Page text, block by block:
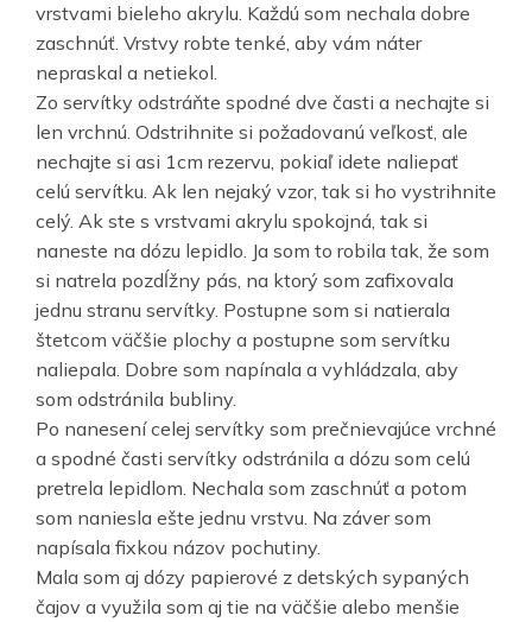
vrstvami bieleho akrylu. Každú som nechala dobre
zaschnúť. Vrstvy robte tenké, aby vám náter
nepraskal a netiekol.
Zo servítky odstráňte spodné dve časti a nechajte si
len vrchnú. Odstrihnite si požadovanú veľkosť, ale
nechajte si asi 1cm rezervu, pokiaľ idete naliepať
celú servítku. Ak len nejaký vzor, tak si ho vystrihnite
celý. Ak ste s vrstvami akrylu spokojná, tak si
naneste na dózu lepidlo. Ja som to robila tak, že som
si natrela pozdĺžny pás, na ktorý som zafixovala
jednu stranu servítky. Postupne som si natierala
štetcom väčšie plochy a postupne som servítku
naliepala. Dobre som napínala a vyhládzala, aby
som odstránila bubliny.
Po nanesení celej servítky som prečnievajúce vrchné
a spodné časti servítky odstránila a dózu som celú
pretrela lepidlom. Nechala som zaschnúť a potom
som naniesla ešte jednu vrstvu. Na záver som
napísala fixkou názov pochutiny.
Mala som aj dózy papierové z detských sypaných
čajov a využila som aj tie na väčšie alebo menšie